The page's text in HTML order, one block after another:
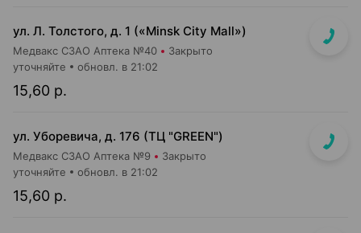
ул. Л. Толстого, д. 1 («Minsk City Mall»)
Медвакс СЗАО Аптека №40 Закрыто
15,60 р.
уточняйте обновл. в 21:02
ул. Уборевича, д. 176 (ТЦ "GREEN")
Медвакс СЗАО Аптека №9 Закрыто
15,60 р.
уточняйте обновл. в 21:02